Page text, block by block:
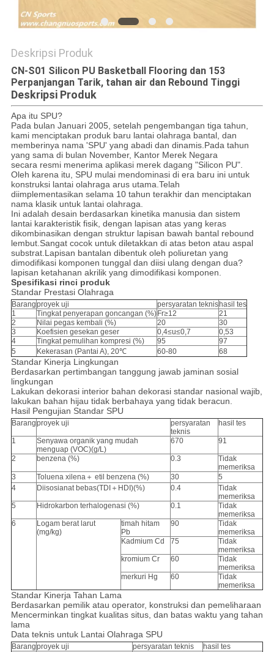
Deskripsi Produk
CN-S01 Silicon PU Basketball Flooring dan 153
Perpanjangan Tarik, tahan air dan Rebound Tinggi
Deskripsi Produk
Apa itu SPU?
Pada bulan Januari 2005, setelah pengembangan tiga tahun,
kami menciptakan produk baru lantai olahraga bantal, dan
memberinya nama 'SPU' yang abadi dan dinamis.Pada tahun
yang sama di bulan November, Kantor Merek Negara
secara resmi menerima aplikasi merek dagang "Silicon PU".
Oleh karena itu, SPU mulai mendominasi di era baru ini untuk
konstruksi lantai olahraga arus utama.Telah
diimplementasikan selama 10 tahun terakhir dan menciptakan
nama klasik untuk lantai olahraga.
Ini adalah desain berdasarkan kinetika manusia dan sistem
lantai karakteristik fisik, dengan lapisan atas yang keras
dikombinasikan dengan struktur lapisan bawah bantal rebound
lembut.Sangat cocok untuk diletakkan di atas beton atau aspal
substrat.Lapisan bantalan dibentuk oleh poliuretan yang
dimodifikasi komponen tunggal dan diisi ulang dengan dua?
lapisan ketahanan akrilik yang dimodifikasi komponen.
Spesifikasi rinci produk
Standar Prestasi Olahraga
Barangproyek uji persyaratan teknis hasil tes
1
Tingkat penyerapan goncangan (%) Fr≥12
21
2
Nilai pegas kembali (%) 20
30
3
Koefisien gesekan geser 0,4≤u≤0,7
0,53
4
Tingkat pemulihan kompresi (%) 95
97
5
Kekerasan (Pantai A), 20℃ 60-80 68
Standar Kinerja Lingkungan
Berdasarkan pertimbangan tanggung jawab jaminan sosial
lingkungan
Lakukan dekorasi interior bahan dekorasi standar nasional wajib,
lakukan bahan hijau tidak berbahaya yang tidak beracun.
Hasil Pengujian Standar SPU
Barangproyek uji
persyaratan
teknis
hasil tes
1
Senyawa organik yang mudah
menguap (VOC)(g/L)
670 91
2 benzena (%) 0.3
Tidak
memeriksa
3
Toluena xilena＋ etil benzena (%) 30
5
4
Diisosianat bebas(TDI＋HDI)(%) 0.4
Tidak
memeriksa
5
Hidrokarbon terhalogenasi (%) 0.1
Tidak
memeriksa
6
Logam berat larut
(mg/kg)
timah hitam
Pb
90
Tidak
memeriksa
Kadmium Cd
75
Tidak
memeriksa
kromium Cr
60
Tidak
memeriksa
merkuri Hg
60
Tidak
memeriksa
Standar Kinerja Tahan Lama
Berdasarkan pemilik atau operator, konstruksi dan pemeliharaan
Mencerminkan tingkat kualitas situs, dan batas waktu yang tahan
lama
Data teknis untuk Lantai Olahraga SPU
Barangproyek uji persyaratan teknis
hasil tes